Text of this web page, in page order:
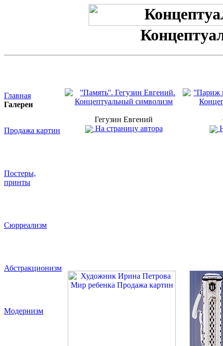
Главная
Галереи
Продажа картин
Постеры,
принты
Сюрреализм
Абстракционизм
Модернизм
Гегузин Евгений
На страницу автора